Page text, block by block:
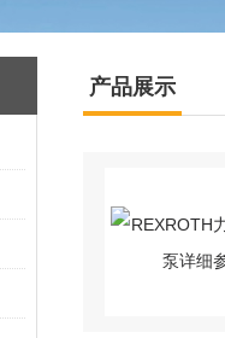
产品展示